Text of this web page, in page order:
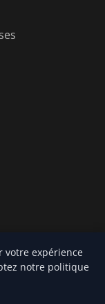
réservés.
votre expérience
notre politique